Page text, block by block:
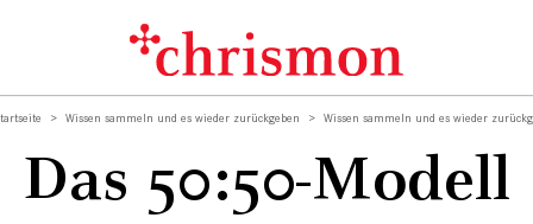
Wissen sammeln und es wieder zurückgeben Wissen sammeln und es wieder
Das 50:50-Modell